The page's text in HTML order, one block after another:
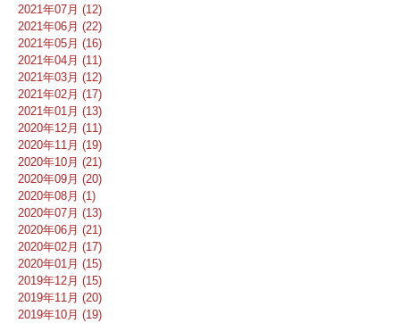
2021年07月 (12)
2021年06月 (22)
2021年05月 (16)
2021年04月 (11)
2021年03月 (12)
2021年02月 (17)
2021年01月 (13)
2020年12月 (11)
2020年11月 (19)
2020年10月 (21)
2020年09月 (20)
2020年08月 (1)
2020年07月 (13)
2020年06月 (21)
2020年02月 (17)
2020年01月 (15)
2019年12月 (15)
2019年11月 (20)
2019年10月 (19)